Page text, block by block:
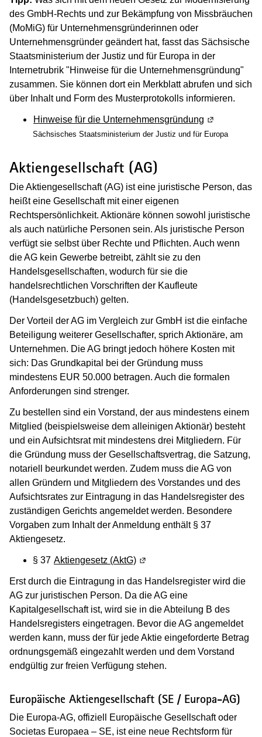
des GmbH-Rechts und zur Bekämpfung von Missbräuchen
(MoMiG) für Unternehmensgründerinnen oder
Unternehmensgründer geändert hat, fasst das Sächsische
Staatsministerium der Justiz und für Europa in der
Internetrubrik "Hinweise für die Unternehmensgründung"
zusammen. Sie können dort ein Merkblatt abrufen und sich
über Inhalt und Form des Musterprotokolls informieren.
Hinweise für die Unternehmensgründung (Wird in
Sächsisches Staatsministerium der Justiz und für Europa
Aktiengesellschaft (AG)
Die Aktiengesellschaft (AG) ist eine juristische Person, das
heißt eine Gesellschaft mit einer eigenen
Rechtspersönlichkeit. Aktionäre können sowohl juristische
als auch natürliche Personen sein. Als juristische Person
verfügt sie selbst über Rechte und Pflichten. Auch wenn
die AG kein Gewerbe betreibt, zählt sie zu den
Handelsgesellschaften, wodurch für sie die
handelsrechtlichen Vorschriften der Kaufleute
(Handelsgesetzbuch) gelten.
Der Vorteil der AG im Vergleich zur GmbH ist die einfache
Beteiligung weiterer Gesellschafter, sprich Aktionäre, am
Unternehmen. Die AG bringt jedoch höhere Kosten mit
sich: Das Grundkapital bei der Gründung muss
mindestens EUR 50.000 betragen. Auch die formalen
Anforderungen sind strenger.
Zu bestellen sind ein Vorstand, der aus mindestens einem
Mitglied (beispielsweise dem alleinigen Aktionär) besteht
und ein Aufsichtsrat mit mindestens drei Mitgliedern. Für
die Gründung muss der Gesellschaftsvertrag, die Satzung,
notariell beurkundet werden. Zudem muss die AG von
allen Gründern und Mitgliedern des Vorstandes und des
Aufsichtsrates zur Eintragung in das Handelsregister des
zuständigen Gerichts angemeldet werden. Besondere
Vorgaben zum Inhalt der Anmeldung enthält § 37
Aktiengesetz.
§ 37 Aktiengesetz (AktG) (Wird in einem neuen
Erst durch die Eintragung in das Handelsregister wird die
AG zur juristischen Person. Da die AG eine
Kapitalgesellschaft ist, wird sie in die Abteilung B des
Handelsregisters eingetragen. Bevor die AG angemeldet
werden kann, muss der für jede Aktie eingeforderte Betrag
ordnungsgemäß eingezahlt werden und dem Vorstand
endgültig zur freien Verfügung stehen.
Europäische Aktiengesellschaft (SE / Europa-AG)
Die Europa-AG, offiziell Europäische Gesellschaft oder
Societas Europaea – SE, ist eine neue Rechtsform für